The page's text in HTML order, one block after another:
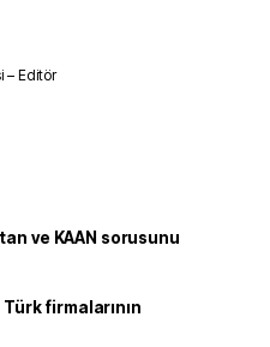
– Editör
ve KAAN sorusunu
firmalarının